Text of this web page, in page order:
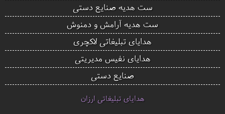
ست هدیه صنایع دستی
ست هدیه آرامش و دمنوش
هدایای تبلیغاتی لاکچری
هدایای نفیس مدیریتی
صنایع دستی
هدایای تبلیغاتی ارزان